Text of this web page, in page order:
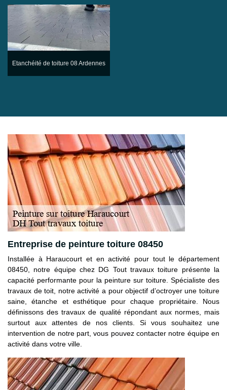
Etanchéité de toiture 08 Ardennes
Entreprise de peinture toiture 08450
Installée à Haraucourt et en activité pour tout le département
08450, notre équipe chez DG Tout travaux toiture présente la
capacité performante pour la peinture sur toiture. Spécialiste des
travaux de toit, notre activité a pour objectif d’octroyer une toiture
saine, étanche et esthétique pour chaque propriétaire. Nous
définissons des travaux de qualité répondant aux normes, mais
surtout aux attentes de nos clients. Si vous souhaitez une
intervention de notre part, vous pouvez contacter notre équipe en
activité dans votre ville.